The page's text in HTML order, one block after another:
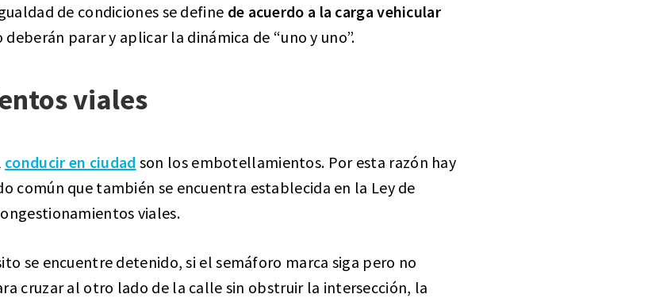
de condiciones se define de acuerdo a la carga vehicular
deberán parar y aplicar la dinámica de “uno y uno”.
viales
conducir en ciudad son los embotellamientos. Por esta razón hay
común que también se encuentra establecida en la Ley de
viales.
se encuentre detenido, si el semáforo marca siga pero no
cruzar al otro lado de la calle sin obstruir la intersección, la